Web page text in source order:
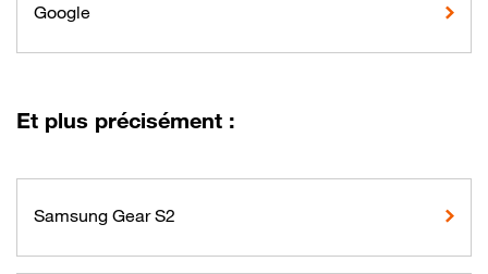
Google
Et plus précisément :
Samsung Gear S2